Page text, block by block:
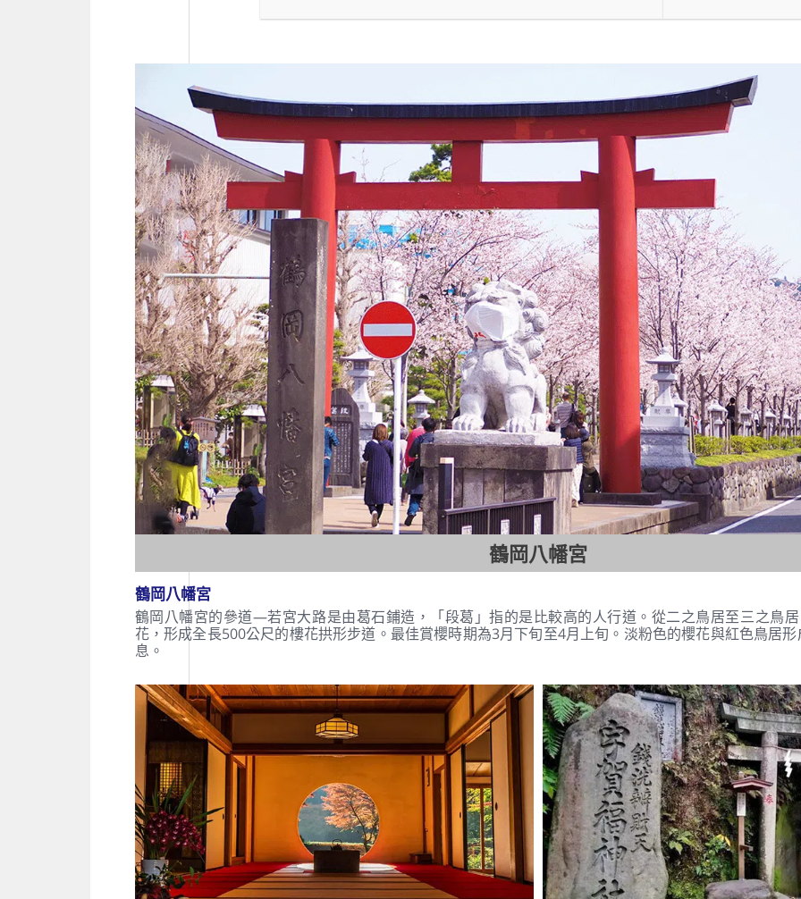
鶴岡八幡宮
鶴岡八幡宮
鶴岡八幡宮的參道—若宮大路是由葛石鋪造，「段葛」指的是比較高的人行道。從二之鳥居至三之鳥
花，形成全長500公尺的樓花拱形步道。最佳賞櫻時期為3月下旬至4月上旬。淡粉色的櫻花與紅色鳥居
息。